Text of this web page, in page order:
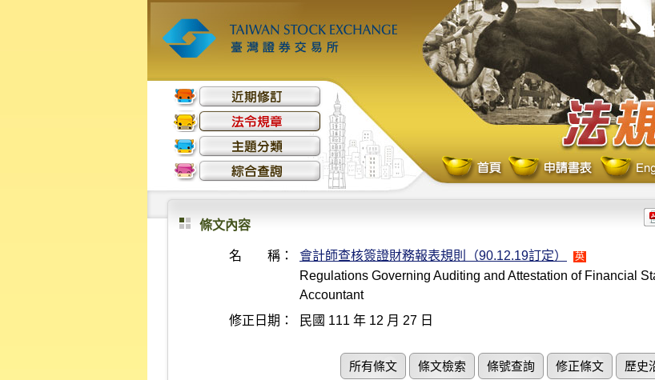
條文內容
名 稱： 會計師查核簽證財務報表規則（90.12.19訂定） 英
Regulations Governing Auditing and Attestation of Financial
Accountant
修正日期：
民國 111 年 12 月 27 日
所有條文 條文檢索 條號查詢 修正條文 歷史